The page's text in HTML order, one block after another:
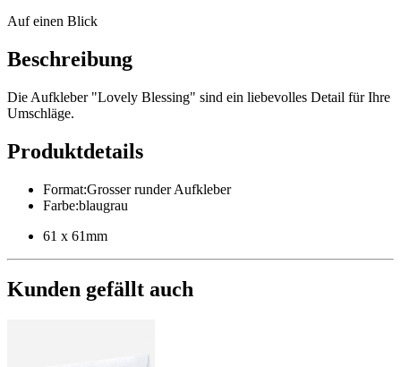
Auf einen Blick
Beschreibung
Die Aufkleber "Lovely Blessing" sind ein liebevolles Detail für Ihre
Umschläge.
Produktdetails
Format:Grosser runder Aufkleber
Farbe:blaugrau
61 x 61mm
Kunden gefällt auch